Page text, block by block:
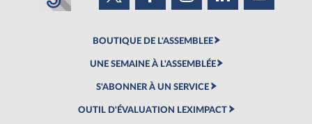
BOUTIQUE DE L'ASSEMBLEE
UNE SEMAINE À L'ASSEMBLÉE
S'ABONNER À UN SERVICE
OUTIL D'ÉVALUATION LEXIMPACT